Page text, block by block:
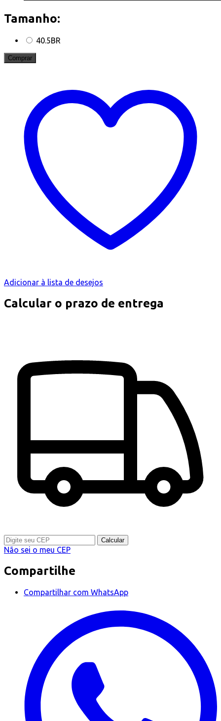
Tamanho:
40.5BR
Comprar
Adicionar à lista de desejos
Calcular o prazo de entrega
Calcular
Não sei o meu CEP
Compartilhe
Compartilhar com WhatsApp